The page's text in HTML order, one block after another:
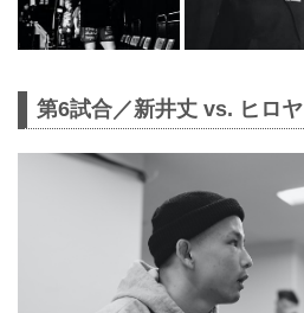
第6試合／新井丈 vs. ヒロヤ